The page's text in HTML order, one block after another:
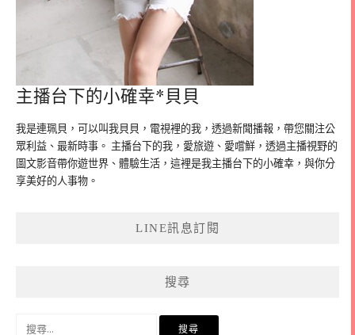
主播台下的小確幸*貝貝
我是連珮貝，可以叫我貝貝，電視裡的我，透過新聞播報，帶您關注公
眾利益、最新時事。 主播台下的我，愛旅遊、愛嚐鮮，透過主播視野的
圖文影音帶你遊世界、體驗生活，這裡是我主播台下的小確幸，與你分
享美好的人事物。
LINE訊息訂閱
搜尋